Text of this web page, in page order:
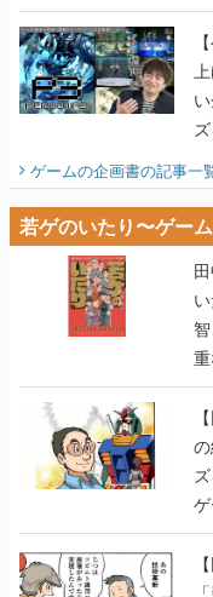
ゲームの企画書の記事一
若ゲのいたり〜ゲー